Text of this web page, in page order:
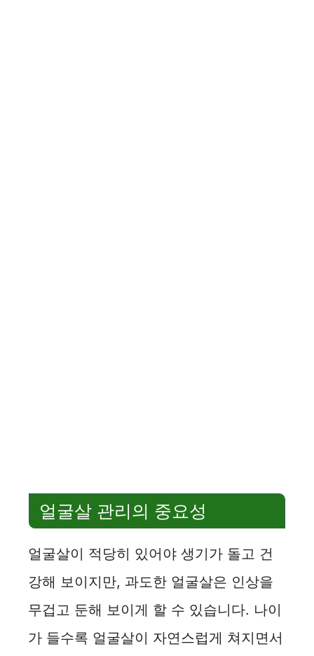
얼굴살 관리의 중요성
얼굴살이 적당히 있어야 생기가 돌고 건
강해 보이지만, 과도한 얼굴살은 인상을
무겁고 둔해 보이게 할 수 있습니다. 나이
가 들수록 얼굴살이 자연스럽게 쳐지면서